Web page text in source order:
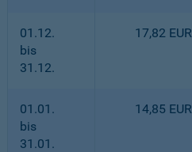
01.12.
bis
31.12.
17,82 EUR
01.01.
bis
31.01.
14,85 EUR